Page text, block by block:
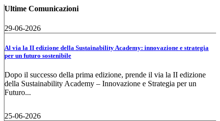
Ultime Comunicazioni
29-06-2026
Al via la II edizione della Sustainability Academy: innovazione e strategia
per un futuro sostenibile
Dopo il successo della prima edizione, prende il via la II edizione
della Sustainability Academy – Innovazione e Strategia per un
Futuro...
25-06-2026